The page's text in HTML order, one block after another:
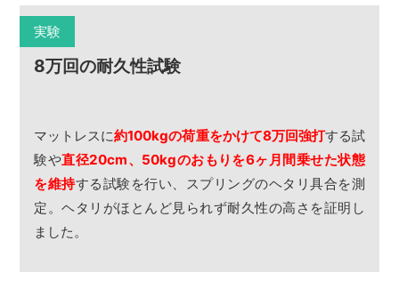
実験
8万回の耐久性試験
マットレスに約100kgの荷重をかけて8万回強打する試
験や直径20cm、50kgのおもりを6ヶ月間乗せた状態
を維持する試験を行い、スプリングのヘタリ具合を測
定。ヘタリがほとんど見られず耐久性の高さを証明し
ました。